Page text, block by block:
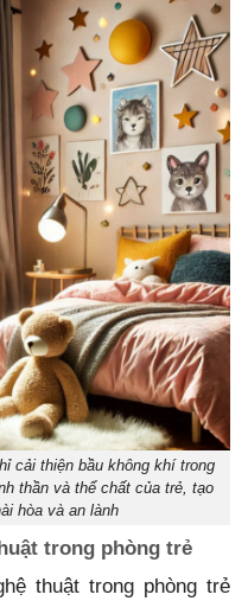
cải thiện bầu không khí trong
thần và thể chất của trẻ, tạo
hòa và an lành
trong phòng trẻ
thuật trong phòng trẻ